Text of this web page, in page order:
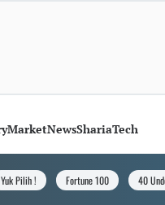
MarketNewsShariaTech
Yuk Pilih ! Fortune 100 40